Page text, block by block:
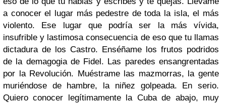
a conocer el lugar más pedestre de toda la isla, el más
violento. Ese lugar que podría ser la más vívida,
insufrible y lastimosa consecuencia de eso que tu llamas
dictadura de los Castro. Enséñame los frutos podridos
de la demagogia de Fidel. Las paredes ensangrentadas
por la Revolución. Muéstrame las mazmorras, la gente
muriéndose de hambre, la niñez golpeada. En serio.
Quiero conocer legítimamente la Cuba de abajo, muy